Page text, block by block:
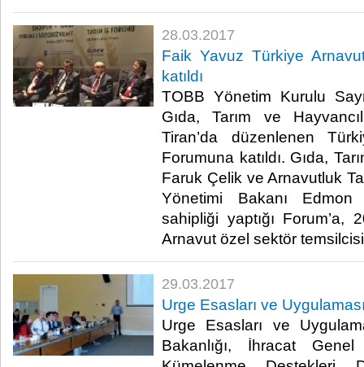
28.03.2017
Faik Yavuz Türkiye
katıldı
TOBB Yönetim Kurulu
Gıda, Tarım ve
Tiran’da düzenlenen
Forumuna katıldı. Gıda,
Faruk Çelik ve Arnavutluk
Yönetimi Bakanı
sahipliği yaptığı Forum’a,
Arnavut özel sektör temsilcisi
29.03.2017
Urge Esasları ve
Urge Esasları ve
Bakanlığı, İhracat